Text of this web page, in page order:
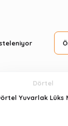
Dörtel
Yuvarlak Lüks